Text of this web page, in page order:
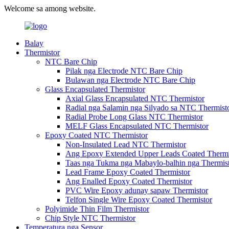
Welcome sa among website.
Balay
Thermistor
NTC Bare Chip
Pilak nga Electrode NTC Bare Chip
Bulawan nga Electrode NTC Bare Chip
Glass Encapsulated Thermistor
Axial Glass Encapsulated NTC Thermistor
Radial nga Salamin nga Silyado sa NTC
Radial Probe Long Glass NTC Thermistor
MELF Glass Encapsulated NTC Thermistor
Epoxy Coated NTC Thermistor
Non-Insulated Lead NTC Thermistor
Ang Epoxy Extended Upper Leads Coated
Taas nga Tukma nga Mabaylo-balhin nga
Lead Frame Epoxy Coated Thermistor
Ang Enalled Epoxy Coated Thermistor
PVC Wire Epoxy adunay sapaw Thermistor
Telfon Single Wire Epoxy Coated Thermistor
Polyimide Thin Film Thermistor
Chip Style NTC Thermistor
Temperatura nga Sensor